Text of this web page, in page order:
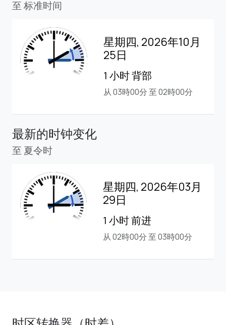
至 标准时间
星期四, 2026年10月
25日
1 小时 背部
从 03時00分 至 02時00分
最新的时钟变化
至 夏令时
星期四, 2026年03月
29日
1 小时 前进
从 02時00分 至 03時00分